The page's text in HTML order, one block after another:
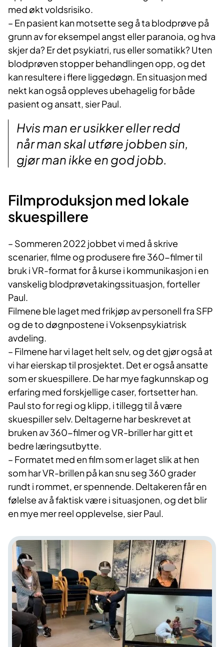
med økt voldsrisiko.
– En pasient kan motsette seg å ta blodprøve på
grunn av for eksempel angst eller paranoia, og hva
skjer da? Er det psykiatri, rus eller somatikk? Uten
blodprøven stopper behandlingen opp, og det
kan resultere i flere liggedøgn. En situasjon med
nekt kan også oppleves ubehagelig for både
pasient og ansatt, sier Paul.
Hvis man er usikker eller redd
når man skal utføre jobben sin,
gjør man ikke en god jobb.
Filmproduksjon med lokale
skuespillere
– Sommeren 2022 jobbet vi med å skrive
scenarier, filme og produsere fire 360-filmer til
bruk i VR-format for å kurse i kommunikasjon i en
vanskelig blodprøvetakingssituasjon, forteller
Paul.
Filmene ble laget med frikjøp av personell fra SFP
og de to døgnpostene i Voksenpsykiatrisk
avdeling.
– Filmene har vi laget helt selv, og det gjør også at
vi har eierskap til prosjektet. Det er også ansatte
som er skuespillere. De har mye fagkunnskap og
erfaring med forskjellige caser, fortsetter han.
Paul sto for regi og klipp, i tillegg til å være
skuespiller selv. Deltagerne har beskrevet at
bruken av 360-filmer og VR-briller har gitt et
bedre læringsutbytte.
– Formatet med en film som er laget slik at hen
som har VR-brillen på kan snu seg 360 grader
rundt i rommet, er spennende. Deltakeren får en
følelse av å faktisk være i situasjonen, og det blir
en mye mer reel opplevelse, sier Paul.